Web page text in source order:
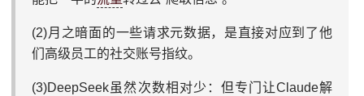
(2)月之暗面的一些请求元数据，是直接对应到了他
们高级员工的社交账号指纹。
(3)DeepSeek虽然次数相对少：但专门让Claude解